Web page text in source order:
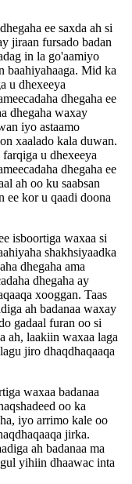
ee saxda ah si
jiraan fursado badan
in la go'aamiyo
baahiyahaaga. Mid ka
u dhexeeya
dhegaha ee
dhegaha waxay
iyo astaamo
xaalado kala duwan.
u dhexeeya
dhegaha ee
ah oo ku saabsan
ee kor u qaadi doona
isboortiga waxaa si
shakhsiyaadka
dhegaha ama
dhegaha ay
xooggan. Taas
ah badanaa waxay
gadaal furan oo si
ah, laakiin waxaa laga
jiro dhaqdhaqaaqa
waxaa badanaa
oo ka
iyo arrimo kale oo
jirka.
ah badanaa ma
yihiin dhaawac inta